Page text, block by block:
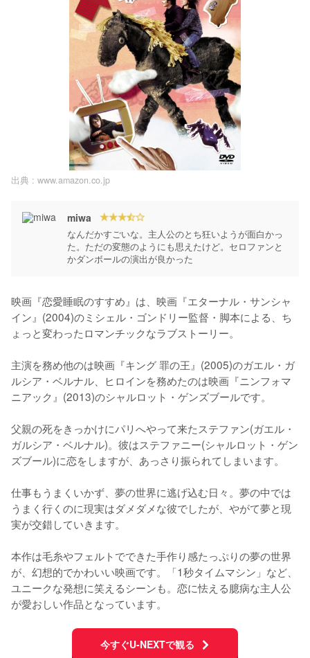
出典 : www.amazon.co.jp
miwa
なんだかすごいな。主人公のとち狂いようが面白かっ
た。ただの変態のようにも思えたけど。セロファンと
かダンボールの演出が良かった
映画『恋愛睡眠のすすめ』は、映画『エターナル・サンシャ
イン』(2004)のミシェル・ゴンドリー監督・脚本による、ち
ょっと変わったロマンチックなラブストーリー。
主演を務め他のは映画『キング 罪の王』(2005)のガエル・ガ
ルシア・ベルナル、ヒロインを務めたのは映画『ニンフォマ
ニアック』(2013)のシャルロット・ゲンズブールです。
父親の死をきっかけにパリへやって来たステファン(ガエル・
ガルシア・ベルナル)。彼はステファニー(シャルロット・ゲン
ズブール)に恋をしますが、あっさり振られてしまいます。
仕事もうまくいかず、夢の世界に逃げ込む日々。夢の中では
うまく行くのに現実はダメダメな彼でしたが、やがて夢と現
実が交錯していきます。
本作は毛糸やフェルトでできた手作り感たっぷりの夢の世界
が、幻想的でかわいい映画です。「1秒タイムマシン」など、
ユニークな発想に笑えるシーンも。恋に怯える臆病な主人公
が愛おしい作品となっています。
今すぐU-NEXTで観る